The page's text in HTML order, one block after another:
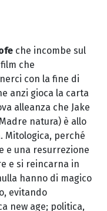
che incombe sul
che
con la fine di
anzi gioca la carta
alleanza che Jake
natura) è allo
Mitologica, perché
e una resurrezione
e si reincarna in
hanno di magico
evitando
new age; politica,